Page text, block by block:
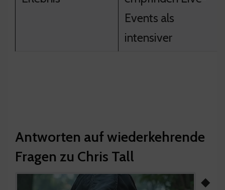
Events als
intensiver
Antworten auf wiederkehrende
Fragen zu Chris Tall
◆